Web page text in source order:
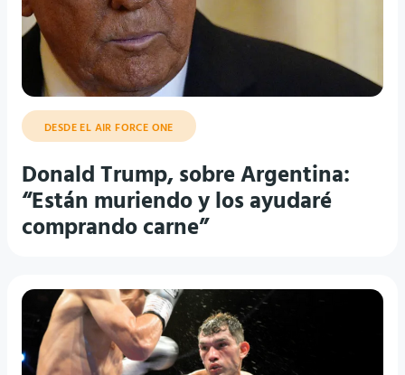
DESDE EL AIR FORCE ONE
Donald Trump, sobre Argentina:
“Están muriendo y los ayudaré
comprando carne”